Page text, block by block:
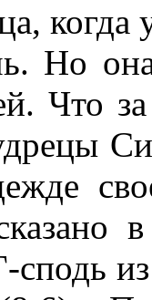
Но
Что
сподь